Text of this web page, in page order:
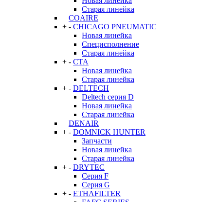
Старая линейка
COAIRE
+ - CHICAGO PNEUMATIC
Новая линейка
Специсполнение
Старая линейка
+ - CTA
Новая линейка
Старая линейка
+ - DELTECH
Deltech серия D
Новая линейка
Старая линейка
DENAIR
+ - DOMNICK HUNTER
Запчасти
Новая линейка
Старая линейка
+ - DRYTEC
Серия F
Серия G
+ - ETHAFILTER